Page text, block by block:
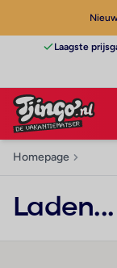
Laagste
Homepage
Laden...